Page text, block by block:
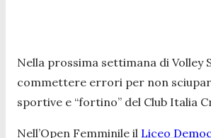
Nella prossima settimana di
commettere errori per non
sportive e “fortino” del Club Italia
Nell’Open Femminile il Liceo